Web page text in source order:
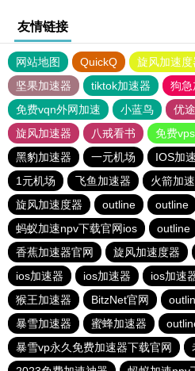
友情链接
网站地图 QuickQ 旋风加速度
坚果加速器
tiktok加速器
狗急
免费vqn外网加速
小蓝鸟 优
旋风加速器
八戒看书
免费
黑豹加速器
一元机场 IOS加
1元机场
飞鱼加速器 火箭加
旋风加速度器
outline outline
蚂蚁加速npv下载官网ios
outline
香蕉加速器官网
旋风加速度器
ios加速器
ios加速器 ios加速
猴王加速器
BitzNet官网
暴雪加速器
蜜蜂加速器
暴雪vp永久免费加速器下载官网